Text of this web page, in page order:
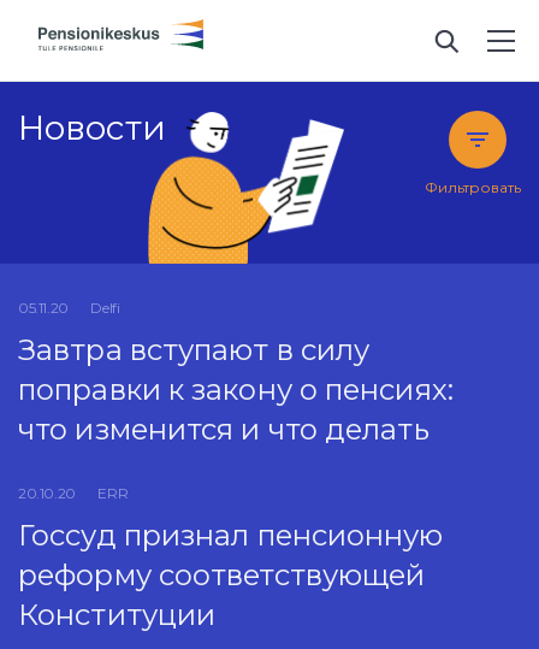
Новости
Фильтровать
05.11.20 Delfi
Завтра вступают в силу
поправки к закону о пенсиях:
что изменится и что делать
20.10.20 ERR
Госсуд признал пенсионную
реформу соответствующей
Конституции